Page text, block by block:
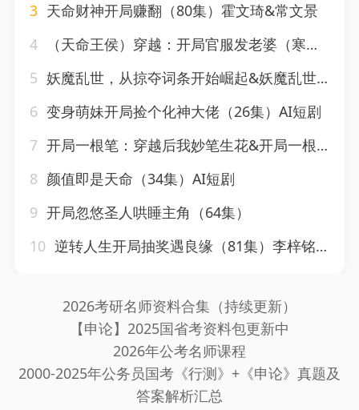
3 天命财神开局赚翻（80集）霍文琦&常文景
4
（天命王侯）穿越：开局官服发老婆（寒门枭士）
5 妖魔乱世，从掠夺词条开始崛起&妖魔乱世从掠夺词条开始崛起（84集）莫书铭&喻子苏
6 变身萌妹开局捡个化神大佬（26集）AI短剧
7 开局一根笔：穿越后我妙笔生花&开局一根笔穿越后我妙笔生花（98集）陆恩馨&天养
8 颜值即是天命（34集）AI短剧
9 开局忽悠圣人哄睡主角（64集）
10 逆转人生开局抽奖遇良缘（81集）李梓铭&冯青青
2026考研名师资料合集（持续更新）
【申论】2025国省考资料包更新中
2026年公考名师课程
2000-2025年公务员国考《行测》+《申论》真题及
答案解析汇总